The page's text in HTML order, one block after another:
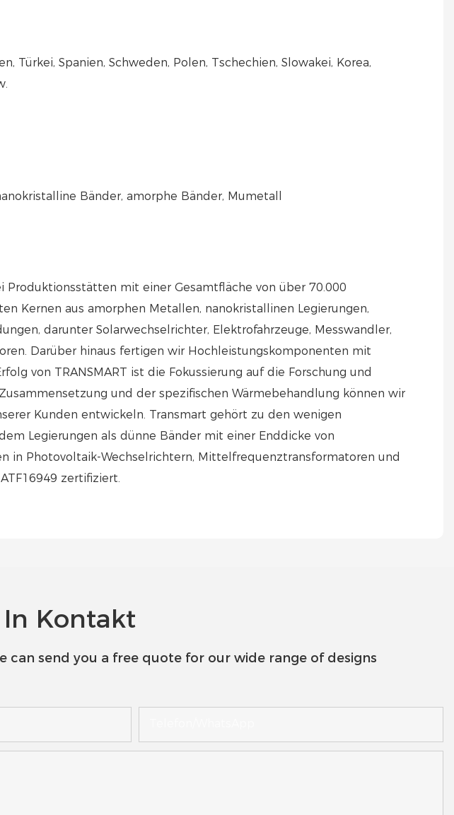
Spanien, Schweden, Polen, Tschechien, Slowakei, Korea,
Bänder, amorphe Bänder, Mumetall
mit einer Gesamtfläche von über 70.000
Kernen aus amorphen Metallen, nanokristallinen Legierungen,
darunter Solarwechselrichter, Elektrofahrzeuge, Messwandler,
Darüber hinaus fertigen wir Hochleistungskomponenten mit
von TRANSMART ist die Fokussierung auf die Forschung und
und der spezifischen Wärmebehandlung können wir
Kunden entwickeln. Transmart gehört zu den wenigen
Legierungen als dünne Bänder mit einer Enddicke von
in Photovoltaik-Wechselrichtern, Mittelfrequenztransformatoren und
zertifiziert.
Kontakt
send you a free quote for our wide range of designs